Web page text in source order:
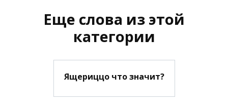
Еще слова из этой
категории
Ящериццо что значит?